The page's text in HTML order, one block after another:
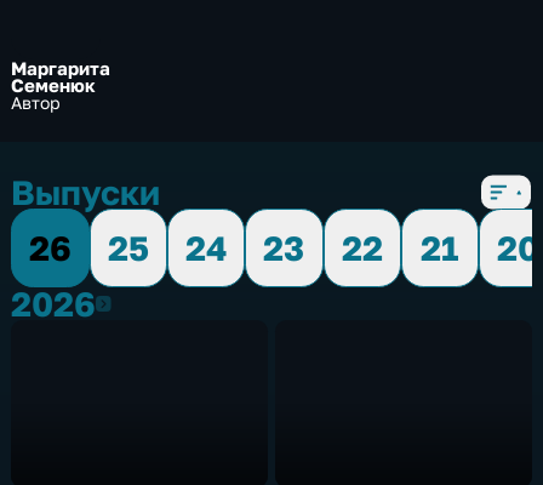
Маргарита
Семенюк
Автор
Выпуски
26
25 24 23 22 21
20
20262026